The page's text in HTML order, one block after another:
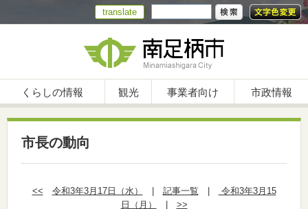
translate
くらしの情報 観光 事業者向け 市政情報
市長の動向
<< 令和3年3月17日（水） 記事一覧
令和3年3月15
日（月）
>>